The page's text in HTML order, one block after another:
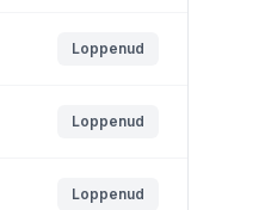
Loppenud
Loppenud
Loppenud